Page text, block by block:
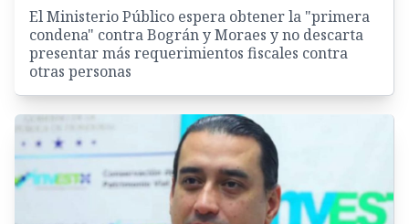
El Ministerio Público espera obtener la "primera
condena" contra Bográn y Moraes y no descarta
presentar más requerimientos fiscales contra
otras personas